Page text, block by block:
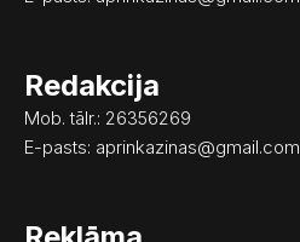
Redakcija
Mob. tālr.: 26356269
E-pasts: aprinkazinas@gmail.com